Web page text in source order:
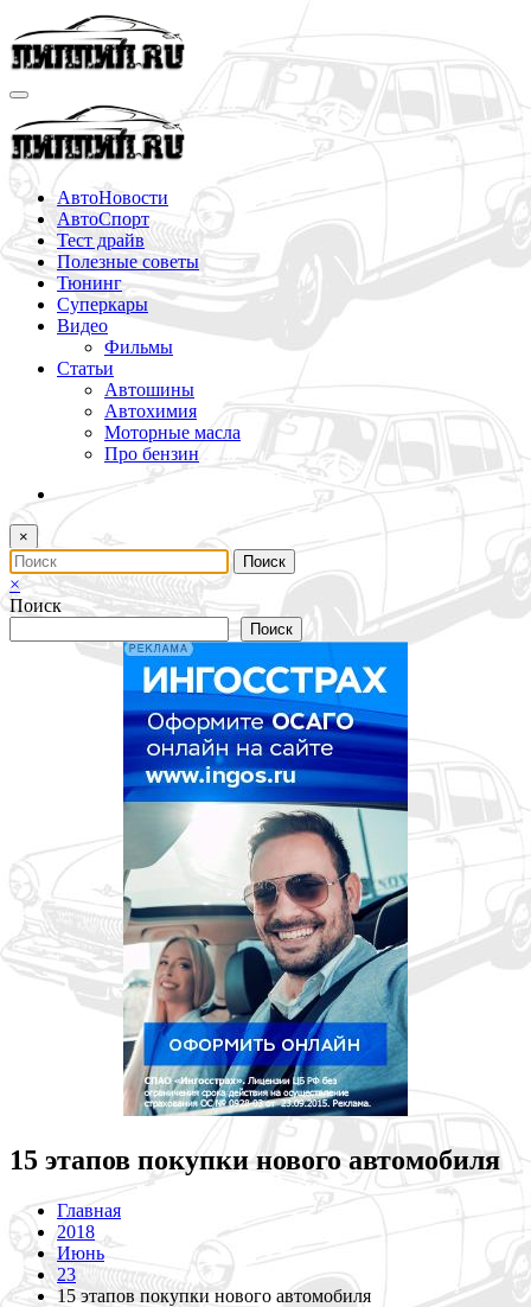
Перейти
к
содержимому
АвтоНовости
АвтоСпорт
Тест драйв
Полезные советы
Тюнинг
Суперкары
Видео
Фильмы
Статьи
Автошины
Автохимия
Моторные масла
Про бензин
×
×
Поиск
Поиск
15 этапов покупки нового автомобиля
Главная
2018
Июнь
23
15 этапов покупки нового автомобиля